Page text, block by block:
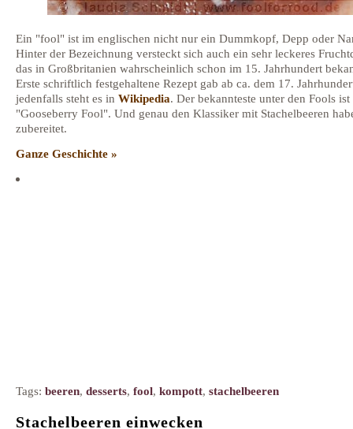
Ein "fool" ist im englischen nicht nur ein Dummkopf, Depp oder
Hinter der Bezeichnung versteckt sich auch ein sehr leckeres
das in Großbritanien wahrscheinlich schon im 15. Jahrhundert
Erste schriftlich festgehaltene Rezept gab ab ca. dem 17.
jedenfalls steht es in Wikipedia. Der bekannteste unter den Fools ist
"Gooseberry Fool". Und genau den Klassiker mit Stachelbeeren
zubereitet.
Ganze Geschichte »
Tags: beeren, desserts, fool, kompott, stachelbeeren
Stachelbeeren einwecken